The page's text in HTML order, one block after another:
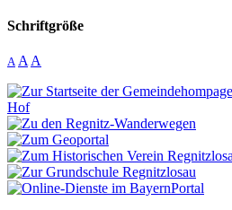
Schriftgröße
A A A